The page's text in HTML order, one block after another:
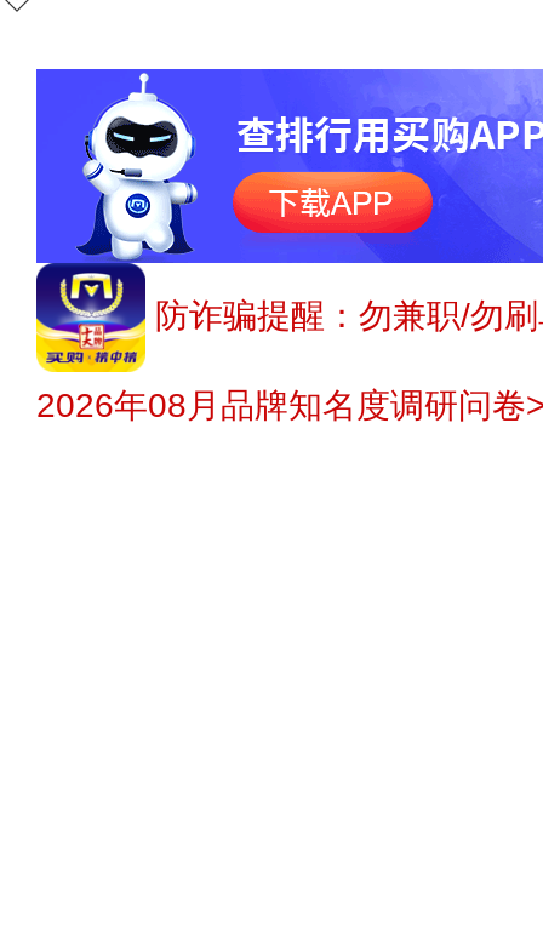
防诈骗提醒：勿兼职/勿
2026年08月品牌知名度调研问卷